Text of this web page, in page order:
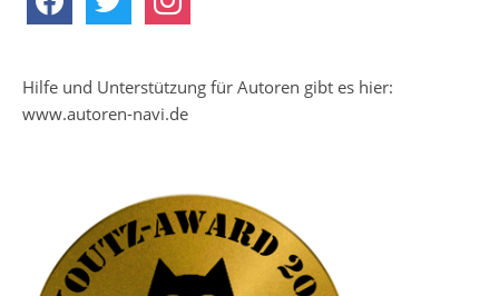
Hilfe und Unterstützung für Autoren gibt es hier:
www.autoren-navi.de